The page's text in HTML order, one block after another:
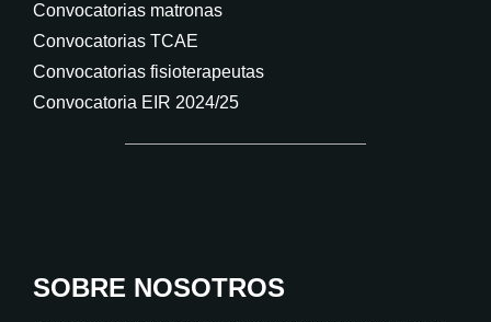
Convocatorias matronas
Convocatorias TCAE
Convocatorias fisioterapeutas
Convocatoria EIR 2024/25
SOBRE NOSOTROS